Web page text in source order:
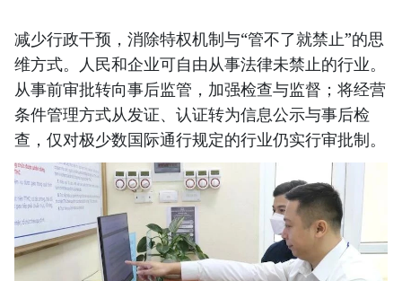
减少行政干预，消除特权机制与“管不了就禁止”的思
维方式。人民和企业可自由从事法律未禁止的行业。
从事前审批转向事后监管，加强检查与监督；将经营
条件管理方式从发证、认证转为信息公示与事后检
查，仅对极少数国际通行规定的行业仍实行审批制。